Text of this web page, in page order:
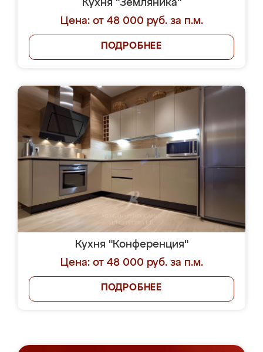
Кухня "Земляника"
Цена: от 48 000 руб. за п.м.
ПОДРОБНЕЕ
Кухня "Конференция"
Цена: от 48 000 руб. за п.м.
ПОДРОБНЕЕ